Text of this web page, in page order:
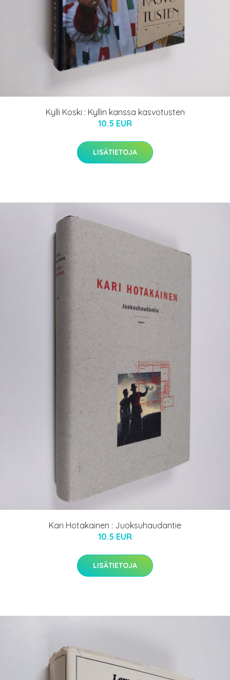
Kylli Koski : Kyllin kanssa kasvotusten
10.5 EUR
LISÄTIETOJA
Kari Hotakainen : Juoksuhaudantie
10.5 EUR
LISÄTIETOJA